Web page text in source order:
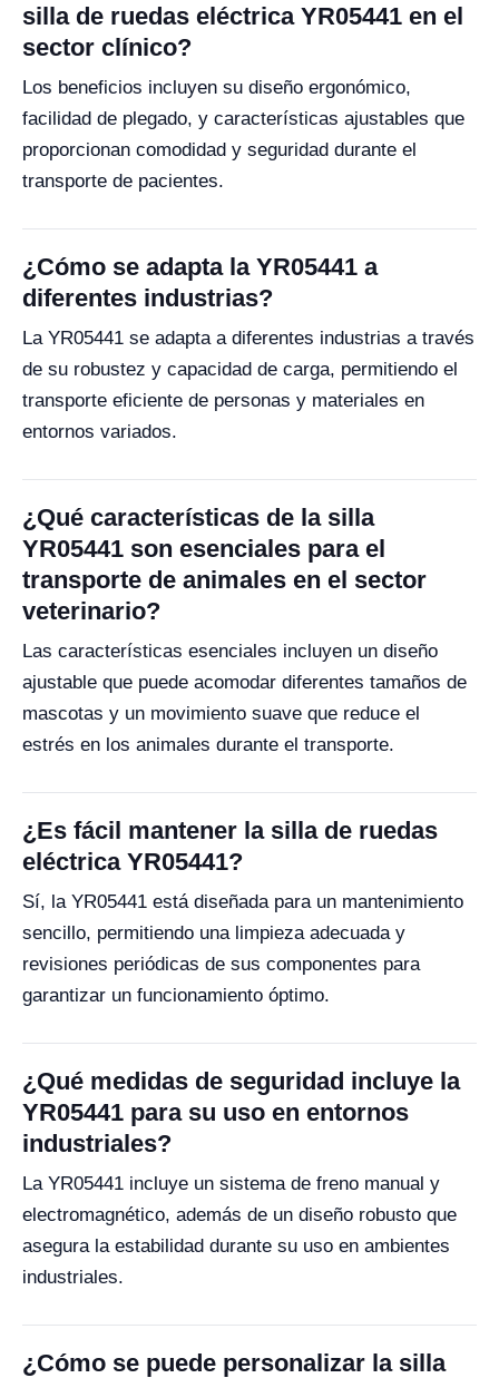
silla de ruedas eléctrica YR05441 en el
sector clínico?
Los beneficios incluyen su diseño ergonómico,
facilidad de plegado, y características ajustables que
proporcionan comodidad y seguridad durante el
transporte de pacientes.
¿Cómo se adapta la YR05441 a
diferentes industrias?
La YR05441 se adapta a diferentes industrias a través
de su robustez y capacidad de carga, permitiendo el
transporte eficiente de personas y materiales en
entornos variados.
¿Qué características de la silla
YR05441 son esenciales para el
transporte de animales en el sector
veterinario?
Las características esenciales incluyen un diseño
ajustable que puede acomodar diferentes tamaños de
mascotas y un movimiento suave que reduce el
estrés en los animales durante el transporte.
¿Es fácil mantener la silla de ruedas
eléctrica YR05441?
Sí, la YR05441 está diseñada para un mantenimiento
sencillo, permitiendo una limpieza adecuada y
revisiones periódicas de sus componentes para
garantizar un funcionamiento óptimo.
¿Qué medidas de seguridad incluye la
YR05441 para su uso en entornos
industriales?
La YR05441 incluye un sistema de freno manual y
electromagnético, además de un diseño robusto que
asegura la estabilidad durante su uso en ambientes
industriales.
¿Cómo se puede personalizar la silla